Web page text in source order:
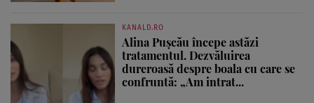
KANALD.RO
Alina Pușcău începe astăzi
tratamentul. Dezvăluirea
dureroasă despre boala cu care se
confruntă: „Am intrat...